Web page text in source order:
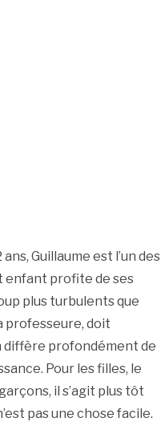
Guillaume est l’un des
enfant profite de ses
plus turbulents que
professeure, doit
diffère profondément de
Pour les filles, le
il s’agit plus tôt
pas une chose facile.